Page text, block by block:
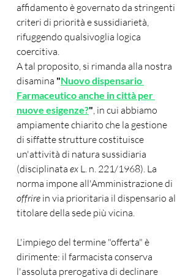
affidamento è governato da stringenti
criteri di priorità e sussidiarietà,
rifuggendo qualsivoglia logica
coercitiva.
A tal proposito, si rimanda alla nostra
disamina "Nuovo dispensario
Farmaceutico anche in città per
nuove esigenze?", in cui abbiamo
ampiamente chiarito che la gestione
di siffatte strutture costituisce
un'attività di natura sussidiaria
(disciplinata ex L. n. 221/1968). La
norma impone all'Amministrazione di
offrire in via prioritaria il dispensario al
titolare della sede più vicina.
L'impiego del termine "offerta" è
dirimente: il farmacista conserva
l'assoluta prerogativa di declinare